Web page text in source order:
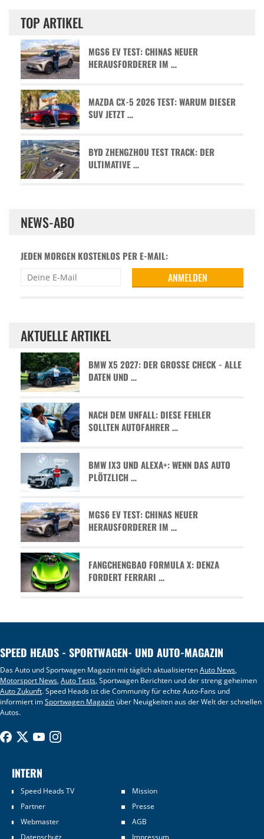
TOP ARTIKEL
MGS6 EV TEST: CHINAS NEUER
HERAUSFORDERER IM …
MAZDA CX-5 2026 TEST: WARUM DIESER
SUV JETZT …
BYD ZHENGZHOU TEST TRACK: DER
ULTIMATIVE …
NEWS-ABO
JEDEN MORGEN KOSTENLOS PER E-MAIL:
AKTUELLE ARTIKEL
BMW X5 2027: DER GROSSE CHECK - ALLE D
ATEN UND …
NACH DEM UNFALL: DIESE FEHLER
SOLLTEN AUTOFAHRER …
BMW IX3 UND ALEXA+: WENN DAS AUTO
PLÖTZLICH …
MGS6 EV TEST: CHINAS NEUER
HERAUSFORDERER IM …
FANGCHENGBAO FORMULA X: DENZA
FORDERT FERRARI …
SPEED HEADS - SPORTWAGEN- UND AUTO-MAGAZIN
Das Auto und Sportwagen Magazin mit täglich aktualisiertenAuto News,
Motorsport News,Auto Tests, Sportwagen Berichten und der streng geheimen
Auto Zukunft. Speed Heads ist die Community für echte Auto-Fans und
informiert imSportwagen Magazin über Neuigkeiten aus der Welt der schnellen
Autos.
INTERN
Speed Heads TV
Mission
Partner
Presse
Webmaster
AGB
Datenschutz
Impressum